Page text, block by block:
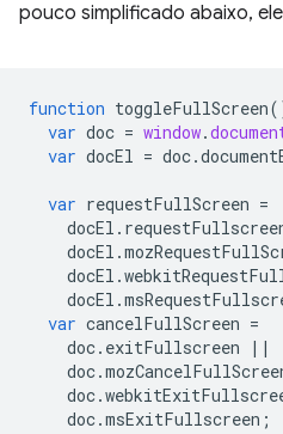
pouco simplificado abaixo,
function toggleFullScreen
var doc = window.
var docEl = doc.
var requestFullScreen =
docEl .
docEl .
docEl .
docEl .
var cancelFullScreen =
doc. exitFullscreen
||
doc.
doc.
doc.msExitFullscreen ;